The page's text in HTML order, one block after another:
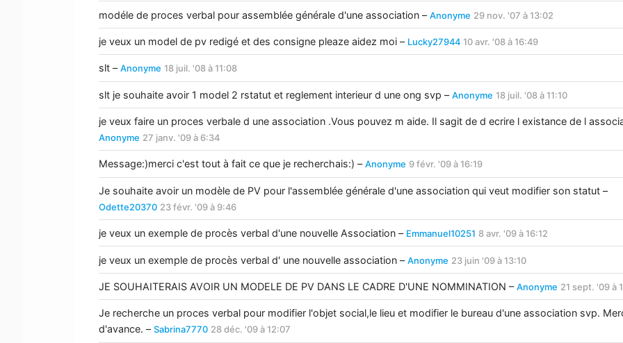
modéle de proces verbal pour assemblée générale d'une association –Anonyme 29 nov. '07 à 13:02
je veux un model de pv redigé et des consigne pleaze aidez moi – Lucky27944 10 avr. '08 à 16:49
slt –Anonyme 18 juil. '08 à 11:08
slt je souhaite avoir 1 model 2 rstatut et reglement interieur d une ong svp –Anonyme 18 juil. '08 à 11:10
je veux faire un proces verbale d une association .Vous pouvez m aide. Il sagit de d ecrire l existance de l
Anonyme 27 janv. '09 à 6:34
Message:)merci c'est tout à fait ce que je recherchais:) –Anonyme 9 févr. '09 à 16:19
Je souhaite avoir un modèle de PV pour l'assemblée générale d'une association qui veut modifier son statut –
Odette20370 23 févr. '09 à 9:46
je veux un exemple de procès verbal d'une nouvelle Association – Emmanuel10251 8 avr. '09 à 16:12
je veux un exemple de procès verbal d' une nouvelle association –Anonyme 23 juin '09 à 13:10
JE SOUHAITERAIS AVOIR UN MODELE DE PV DANS LE CADRE D'UNE NOMMINATION –Anonyme 21 sept. '09 à
Je recherche un proces verbal pour modifier l'objet social,le lieu et modifier le bureau d'une association svp.
d'avance. –Sabrina7770 28 déc. '09 à 12:07